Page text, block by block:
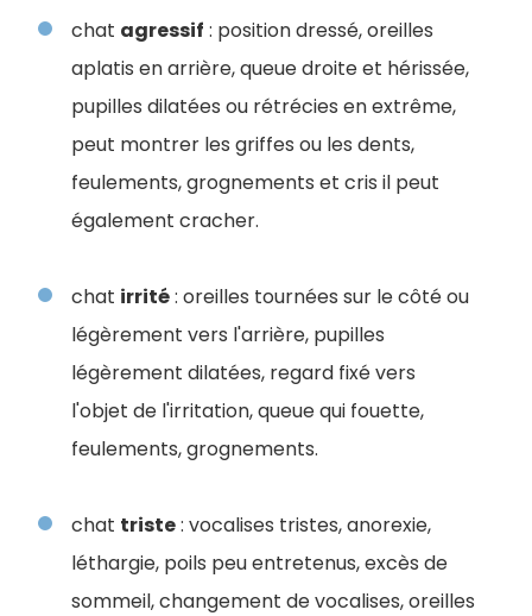
chat agressif : position dressé, oreilles
aplatis en arrière, queue droite et hérissée,
pupilles dilatées ou rétrécies en extrême,
peut montrer les griffes ou les dents,
feulements, grognements et cris il peut
également cracher.
chat irrité: oreilles tournées sur le côté ou
légèrement vers l'arrière, pupilles
légèrement dilatées, regard fixé vers
l'objet de l'irritation, queue qui fouette,
feulements, grognements.
chat triste: vocalises tristes, anorexie,
léthargie, poils peu entretenus, excès de
sommeil, changement de vocalises, oreilles